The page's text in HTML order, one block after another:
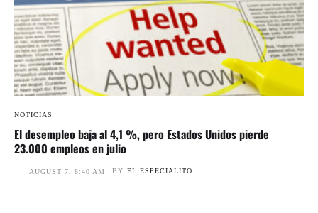
NOTICIAS
El desempleo baja al 4,1 %, pero Estados Unidos pierde
23.000 empleos en julio
AUGUST 7, 8:40 AM BY EL ESPECIALITO